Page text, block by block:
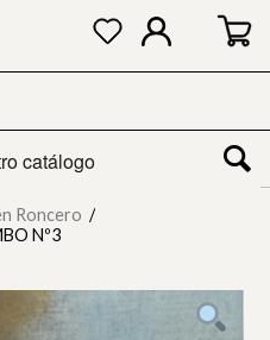
Roncero /
Nº3